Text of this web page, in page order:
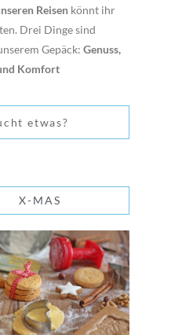
Reisenkönnt ihr
Drei Dinge sind
Gepäck: Genuss,
Komfort
X-MAS